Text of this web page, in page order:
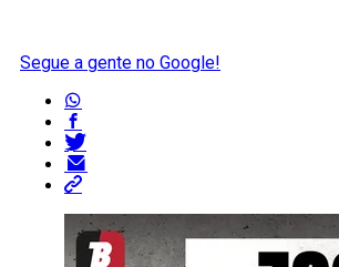
Segue a gente no Google!